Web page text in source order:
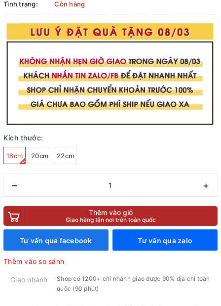
Tình trạng: Còn hàng
Kích thước:
18cm 20cm 22cm
– +
Thêm vào giỏ
Giao hàng tận nơi trên toàn quốc
Tư vấn qua facebook Tư vấn qua zalo
Thêm vào so sánh
Giao nhanh
Shop có 1200+ chi nhánh giao được 90% địa chỉ toàn
quốc (90 phút)